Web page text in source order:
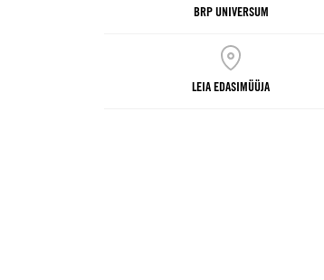
BRP UNIVERSUM
LEIA EDASIMÜÜJA